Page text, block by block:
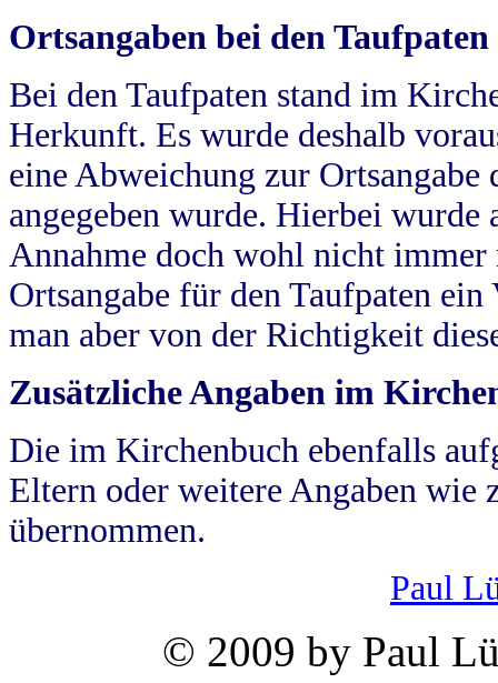
Ortsangaben bei den Taufpaten
Bei den Taufpaten stand im
Herkunft. Es wurde deshalb
eine Abweichung zur
angegeben wurde. Hierbei wurde
Annahme doch wohl nicht
Ortsangabe für den Taufpaten
man aber von der Richtigkeit
Zusätzliche Angaben im
Die im Kirchenbuch ebenfalls
Eltern oder weitere Angaben wie
übernommen.
Paul
© 2009 by Paul